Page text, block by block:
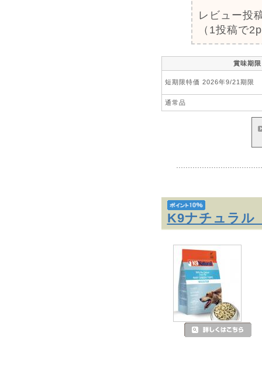
レビュー投
（1投稿で
賞味期限
短期限特価 2026年9/21期限
通常品
K9ナチュラ